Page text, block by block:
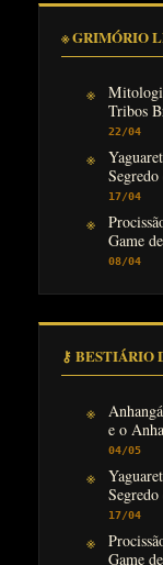
※ GRIMÓRIO
Tribos
22/04
17/04
Game
08/04
⚷ BESTIÁRIO
e o
04/05
17/04
Game